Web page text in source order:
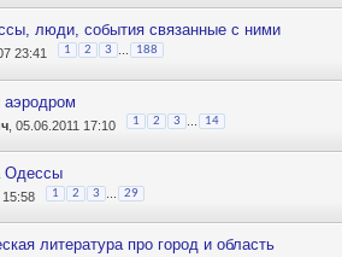
люди, события связанные с ними
23:41 1 2 3 188
, 05.06.2011 17:10 1 2 3 14
Одессы
15:58 1 2 3 29
литература про город и область